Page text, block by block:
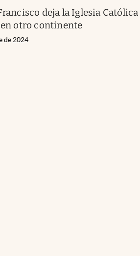
deja la Iglesia Católica
en otro continente
de 2024